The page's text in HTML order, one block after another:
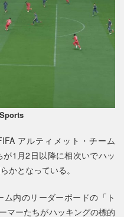
アルティメット・チーム
が1月2日以降に相次いでハッ
かとなっている。
ム内のリーダーボードの「ト
マーたちがハッキングの標的